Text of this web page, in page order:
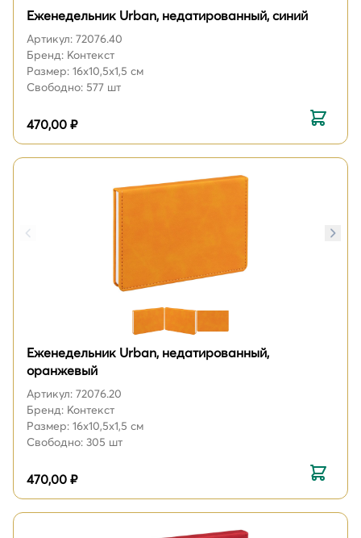
Еженедельник Urban, недатированный, синий
Артикул: 72076.40
Бренд: Контекст
Размер: 16х10,5х1,5 см
Свободно: 577 шт
470,00 ₽
Еженедельник Urban, недатированный,
оранжевый
Артикул: 72076.20
Бренд: Контекст
Размер: 16х10,5х1,5 см
Свободно: 305 шт
470,00 ₽